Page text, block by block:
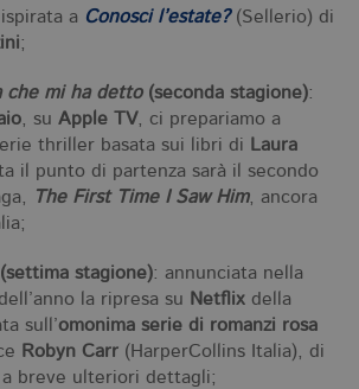
a Conosci l’estate?(Sellerio) di
;
che mi ha detto(seconda stagione):
, su Apple TV, ci prepariamo a
thriller basata sui libri di Laura
il punto di partenza sarà il secondo
The First Time I Saw Him, ancora
stagione): annunciata nella
dell’anno la ripresa su Netflix della
sull’omonima serie di romanzi rosa
Robyn Carr (HarperCollins Italia), di
a breve ulteriori dettagli;
96327731-1
.bollatiboringhieri.it 1 minuto